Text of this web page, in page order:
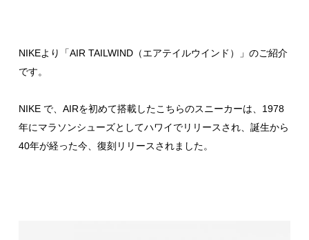
NIKEより「AIR TAILWIND（エアテイルウインド）」のご紹介
です。
NIKE で、AIRを初めて搭載したこちらのスニーカーは、1978
年にマラソンシューズとしてハワイでリリースされ、誕生から
40年が経った今、復刻リリースされました。